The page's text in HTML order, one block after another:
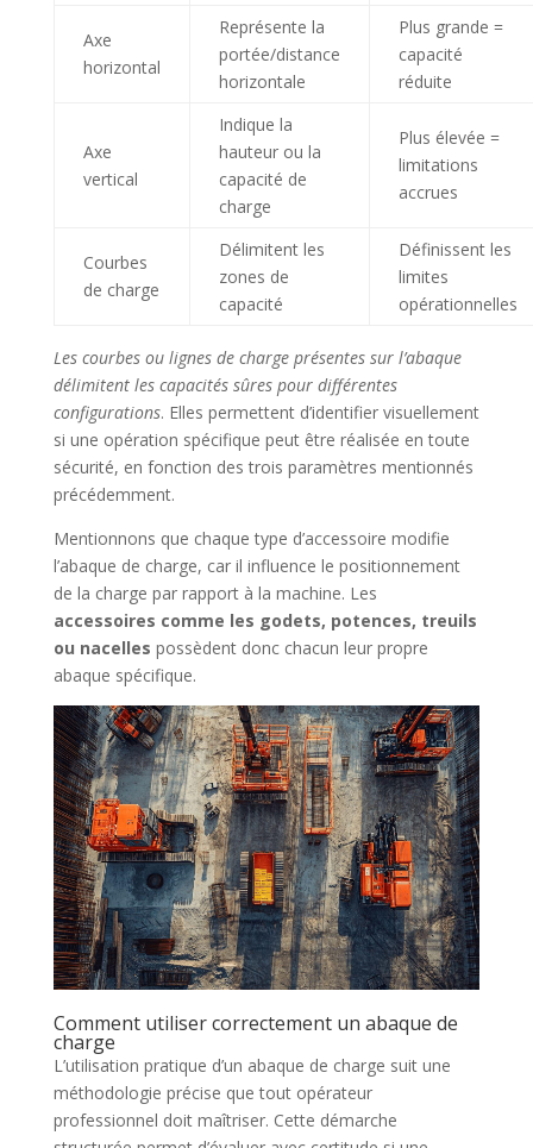
Axe
horizontal
Représente la
portée/distance
horizontale
Plus grande =
capacité
réduite
Axe
vertical
Indique la
hauteur ou la
capacité de
charge
Plus élevée =
limitations
accrues
Courbes
de charge
Délimitent les
zones de
capacité
Définissent les
limites
opérationnelles
Les courbes ou lignes de charge présentes sur l’abaque
délimitent les capacités sûres pour différentes
configurations. Elles permettent d’identifier visuellement
si une opération spécifique peut être réalisée en toute
sécurité, en fonction des trois paramètres mentionnés
précédemment.
Mentionnons que chaque type d’accessoire modifie
l’abaque de charge, car il influence le positionnement
de la charge par rapport à la machine. Les
accessoires comme les godets, potences, treuils
ou nacelles possèdent donc chacun leur propre
abaque spécifique.
Comment utiliser correctement un abaque de
charge
L’utilisation pratique d’un abaque de charge suit une
méthodologie précise que tout opérateur
professionnel doit maîtriser. Cette démarche